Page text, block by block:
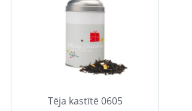
Tēja kastītē 0605